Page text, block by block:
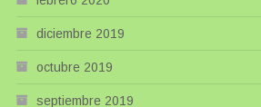
diciembre 2019
octubre 2019
septiembre 2019